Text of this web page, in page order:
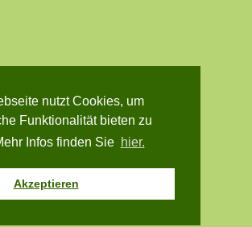
nutzt Cookies, um
Funktionalität bieten zu
Infos finden Sie hier.
Akzeptieren